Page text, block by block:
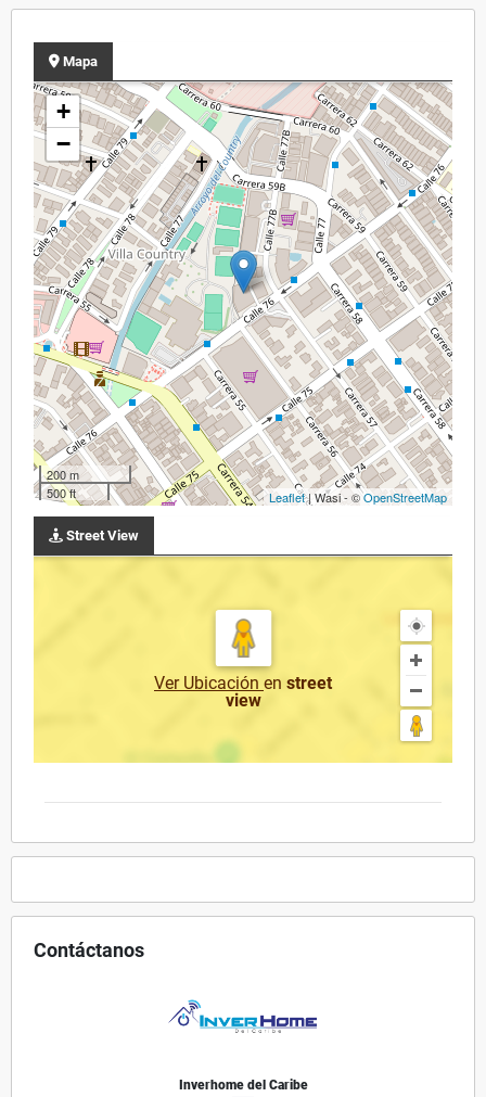
Mapa
+
−
200 m
500 ft
Leaflet| Wasi - ©OpenStreetMap
Street View
Ver Ubicación en street
view
Contáctanos
Inverhome del Caribe